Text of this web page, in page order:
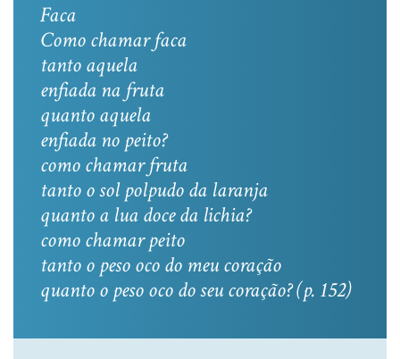
Faca
Como chamar faca
tanto aquela
enfiada na fruta
quanto aquela
enfiada no peito?
como chamar fruta
tanto o sol polpudo da laranja
quanto a lua doce da lichia?
como chamar peito
tanto o peso oco do meu coração
quanto o peso oco do seu coração? (p. 152)